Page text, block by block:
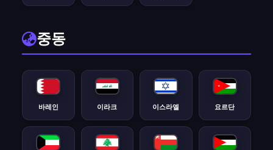
중동
바레인 이라크 이스라엘 요르단